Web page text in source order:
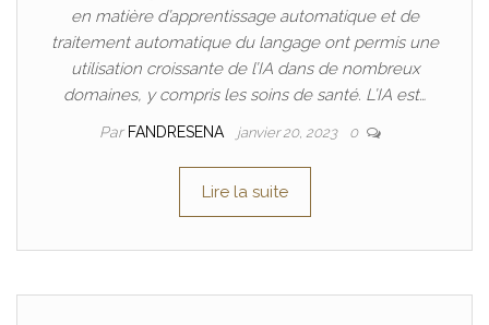
en matière d’apprentissage automatique et de
traitement automatique du langage ont permis une
utilisation croissante de l’IA dans de nombreux
domaines, y compris les soins de santé. L’IA est…
Par FANDRESENA janvier 20, 2023 0
Lire la suite